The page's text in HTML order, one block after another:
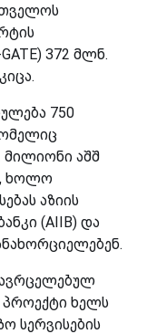
372 მლნ.
750
მილიონი აშშ
ხოლო
აზიის
(AIIB) და
პროექტი ხელს
სერვისების